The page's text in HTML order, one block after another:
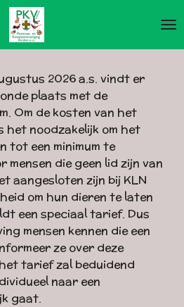
2026 a.s. vindt er
plaats met de
Om de kosten van het
het noodzakelijk om het
tot een minimum te
mensen die geen lid zijn van
aangesloten zijn bij KLN
om hun dieren te laten
een speciaal tarief. Dus
mensen kennen die een
ze over deze
tarief zal beduidend
naar een
gaat.